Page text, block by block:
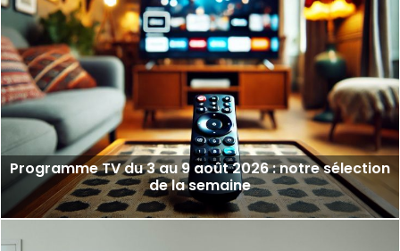
Programme TV du 3 au 9 août 2026 : notre sélection
de la semaine